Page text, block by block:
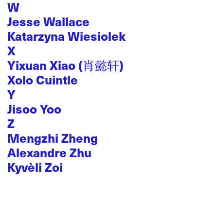
W
Jesse Wallace
Katarzyna Wiesiolek
X
Yixuan Xiao (肖懿轩)
Xolo Cuintle
Y
Jisoo Yoo
Z
Mengzhi Zheng
Alexandre Zhu
Kyvèli Zoi